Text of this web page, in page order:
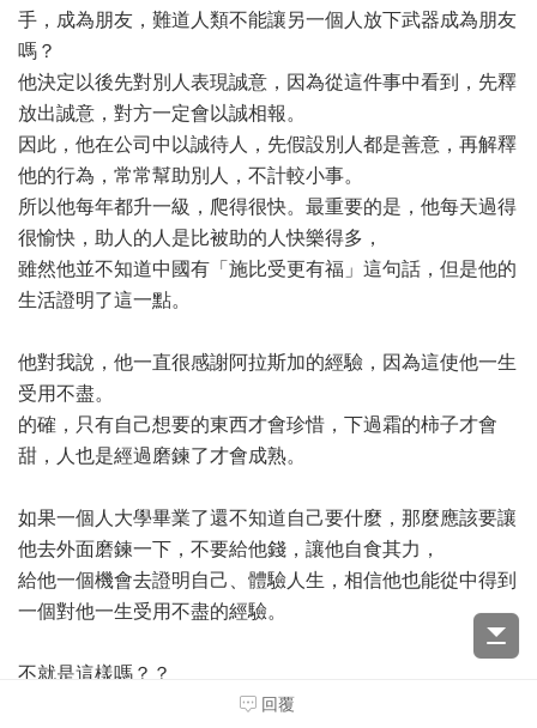
手，成為朋友，難道人類不能讓另一個人放下武器成為朋友
嗎？
他決定以後先對別人表現誠意，因為從這件事中看到，先釋
放出誠意，對方一定會以誠相報。
因此，他在公司中以誠待人，先假設別人都是善意，再解釋
他的行為，常常幫助別人，不計較小事。
所以他每年都升一級，爬得很快。最重要的是，他每天過得
很愉快，助人的人是比被助的人快樂得多，
雖然他並不知道中國有「施比受更有福」這句話，但是他的
生活證明了這一點。
他對我說，他一直很感謝阿拉斯加的經驗，因為這使他一生
受用不盡。
的確，只有自己想要的東西才會珍惜，下過霜的柿子才會
甜，人也是經過磨鍊了才會成熟。
如果一個人大學畢業了還不知道自己要什麼，那麼應該要讓
他去外面磨鍊一下，不要給他錢，讓他自食其力，
給他一個機會去證明自己、體驗人生，相信他也能從中得到
一個對他一生受用不盡的經驗。
不就是這樣嗎？？
回覆